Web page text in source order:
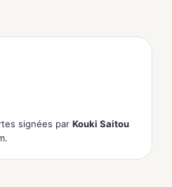
signées par Kouki Saitou